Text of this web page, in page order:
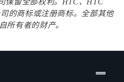
保留全部权利。HTC、HTC
的商标或注册商标。全部其他
所有者的财产。